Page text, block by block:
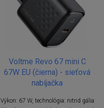
Voltme Revo 67 mini C
67W EU (čierna) - sieťová
nabíjačka
Výkon: 67 W, technológia: nitrid gália